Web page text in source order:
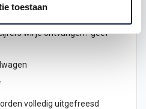
toestaan
wil je ontvangen? geef
volledig uitgefreesd